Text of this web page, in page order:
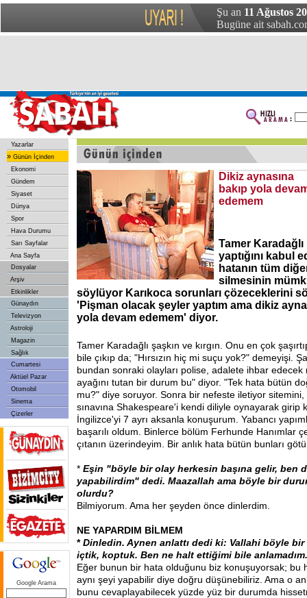
Şu an 11 Ağustos
Bugüne ait
Yazarlar
» Günün İçinden
Ekonomi
Gündem
Siyaset
Dünya
Spor
Hava Durumu
Sarı Sayfalar
Ana Sayfa
Dosyalar
Arşiv
Etkinlikler
Günaydın
Televizyon
Astroloji
Magazin
Sağlık
Cumartesi
Aktüel Pazar
Otomobil
Sinema
Çizerler
Google Arama
Dikiz aynasına
bakıp yola
edemem
Tamer Karadağlı
yaptığını kabul
hatanın tüm
silmesinin
söylüyor Karıkoca sorunları çözeceklerini
'Pişman olacak şeyler yaptım ama dikiz
yola devam edemem' diyor.
Tamer Karadağlı şaşkın ve kırgın. Onu en çok
bile çıkıp da; "Hırsızın hiç mi suçu yok?" demeyişi.
bundan sonraki olayları polise, adalete ihbar edecek
ayağını tutan bir durum bu" diyor. "Tek hata bütün
mu?" diye soruyor. Sonra bir nefeste iletiyor
sınavına Shakespeare'i kendi diliyle oynayarak girip
İngilizce'yi 7 ayrı aksanla konuşurum. Yabancı
başarılı oldum. Binlerce bölüm Ferhunde Hanımlar
çıtanın üzerindeyim. Bir anlık hata bütün bunları
* Eşin "böyle bir olay herkesin başına gelir, ben
yapabilirdim" dedi. Maazallah ama böyle bir
olurdu?
Bilmiyorum. Ama her şeyden önce dinlerdim.
NE YAPARDIM BİLMEM
*Dinledin. Aynen anlattı dedi ki: Vallahi böyle
içtik, koptuk. Ben ne halt ettiğimi bile
Eğer bunun bir hata olduğunu biz konuşuyorsak; bu
aynı şeyi yapabilir diye doğru düşünebiliriz. Ama o
bunu cevaplayabilecek yüzde yüz bir durumda